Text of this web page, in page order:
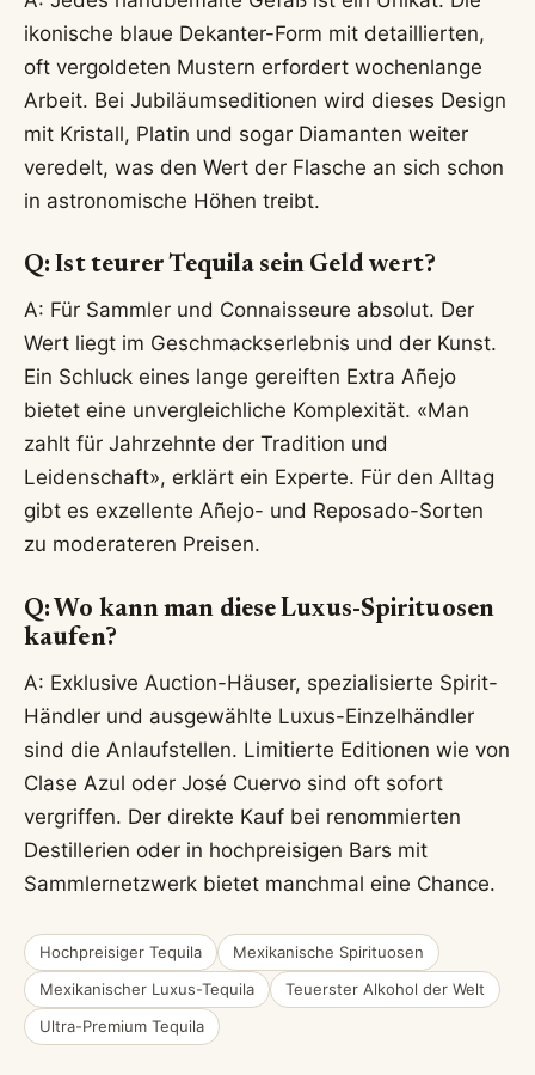
ikonische blaue Dekanter-Form mit detaillierten,
oft vergoldeten Mustern erfordert wochenlange
Arbeit. Bei Jubiläumseditionen wird dieses Design
mit Kristall, Platin und sogar Diamanten weiter
veredelt, was den Wert der Flasche an sich schon
in astronomische Höhen treibt.
Q: Ist teurer Tequila sein Geld wert?
A: Für Sammler und Connaisseure absolut. Der
Wert liegt im Geschmackserlebnis und der Kunst.
Ein Schluck eines lange gereiften Extra Añejo
bietet eine unvergleichliche Komplexität. «Man
zahlt für Jahrzehnte der Tradition und
Leidenschaft», erklärt ein Experte. Für den Alltag
gibt es exzellente Añejo- und Reposado-Sorten
zu moderateren Preisen.
Q: Wo kann man diese Luxus-Spirituosen
kaufen?
A: Exklusive Auction-Häuser, spezialisierte Spirit-
Händler und ausgewählte Luxus-Einzelhändler
sind die Anlaufstellen. Limitierte Editionen wie von
Clase Azul oder José Cuervo sind oft sofort
vergriffen. Der direkte Kauf bei renommierten
Destillerien oder in hochpreisigen Bars mit
Sammlernetzwerk bietet manchmal eine Chance.
Hochpreisiger Tequila
Mexikanische Spirituosen
Mexikanischer Luxus-Tequila
Teuerster Alkohol der Welt
Ultra-Premium Tequila